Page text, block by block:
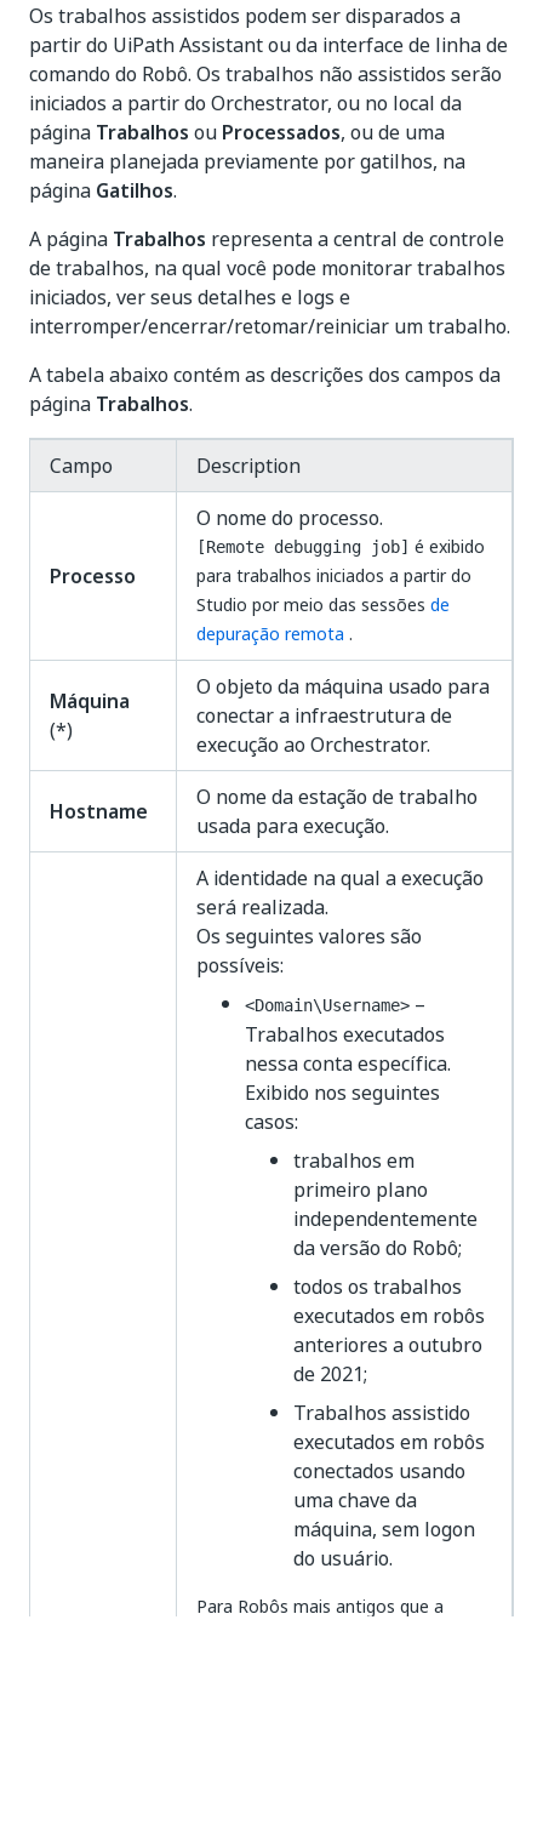
Os trabalhos assistidos podem ser disparados a
partir do UiPath Assistant ou da interface de linha de
comando do Robô. Os trabalhos não assistidos serão
iniciados a partir do Orchestrator, ou no local da
página Trabalhos ou Processados, ou de uma
maneira planejada previamente por gatilhos, na
página Gatilhos.
A página Trabalhos representa a central de controle
de trabalhos, na qual você pode monitorar trabalhos
iniciados, ver seus detalhes e logs e
interromper/encerrar/retomar/reiniciar um trabalho.
A tabela abaixo contém as descrições dos campos da
página Trabalhos.
Campo Description
Processo
O nome do processo.
[Remote debugging job] é exibido
para trabalhos iniciados a partir do
Studio por meio das sessões de
depuração remota .
Máquina
(*)
O objeto da máquina usado para
conectar a infraestrutura de
execução ao Orchestrator.
Hostname
O nome da estação de trabalho
usada para execução.
A identidade na qual a execução
será realizada.
Os seguintes valores são
possíveis:
<Domain\Username> –
Trabalhos executados
nessa conta específica.
Exibido nos seguintes
casos:
trabalhos em
primeiro plano
independentemente
da versão do Robô;
todos os trabalhos
executados em robôs
anteriores a outubro
de 2021;
Trabalhos assistido
executados em robôs
conectados usando
uma chave da
máquina, sem logon
do usuário.
Para Robôs mais antigos que a